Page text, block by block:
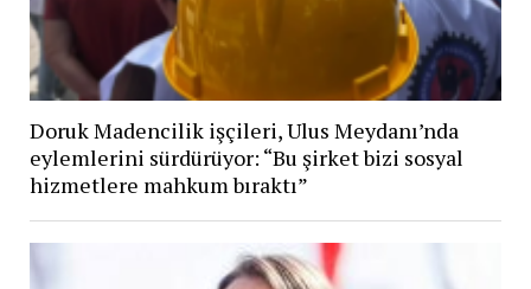
Doruk Madencilik işçileri, Ulus Meydanı’nda
eylemlerini sürdürüyor: “Bu şirket bizi sosyal
hizmetlere mahkum bıraktı”